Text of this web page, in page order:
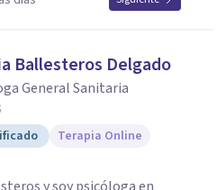
Ballesteros Delgado
General Sanitaria
Terapia Online